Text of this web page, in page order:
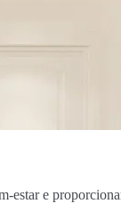
estar e